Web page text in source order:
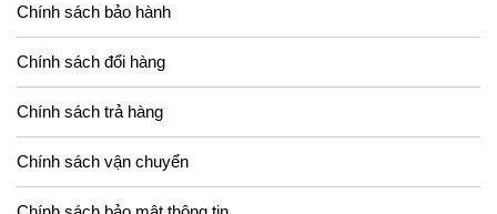
Chính sách bảo hành
Chính sách đổi hàng
Chính sách trả hàng
Chính sách vận chuyển